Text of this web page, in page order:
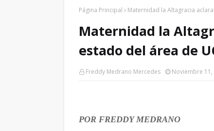
Página Principal Maternidad la Altagracia
Maternidad la
estado del área de
Freddy Medrano Mercedes Noviembre 11,
POR FREDDY MEDRANO